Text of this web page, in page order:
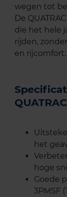
wegen tot
De
die het hele
rijden,
en rijcomfort.
het
hoge
Goede
3PMSF